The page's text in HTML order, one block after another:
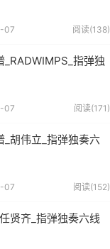
07 阅读(138)
指弹独
07 阅读(171)
胡伟立_指弹独奏六
07 阅读(152)
贤齐_指弹独奏六线